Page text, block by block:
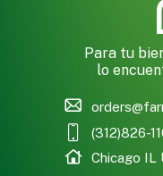
Para tu
lo
(312)826-
Chicago IL